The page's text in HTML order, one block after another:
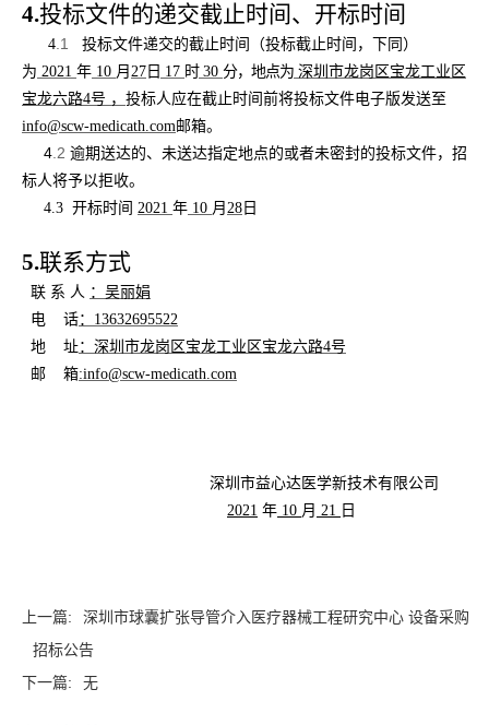
4.投标文件的递交截止时间 、开标时间
4.1
投标文件递交的截止时间（投标截止时间，下同）
为 2021 年 10 月 27 日 17 时 30 分， 地点为 深圳市龙岗区宝龙工业区
宝龙六路4号 ， 投标人应在截止时间前将投标文件电子版发送至
info@scw-medicath.com邮箱。
4.2 逾期送达的、未送达指定地点的或者未密封的投标文件，招
标人将予以拒收。
4.3 开标时间 2021 年 10 月 28 日
5.联系方式
联 系 人 ：吴丽娟
电 话：13632695522
地 址：深圳市龙岗区宝龙工业区宝龙六路4号
邮 箱:info@scw-medicath.com
深圳市益心达医学新技术有限公司
2021 年 10 月 21 日
上一篇:
深圳市球囊扩张导管介入医疗器械工程研究中心 设备采购
招标公告
下一篇:
无